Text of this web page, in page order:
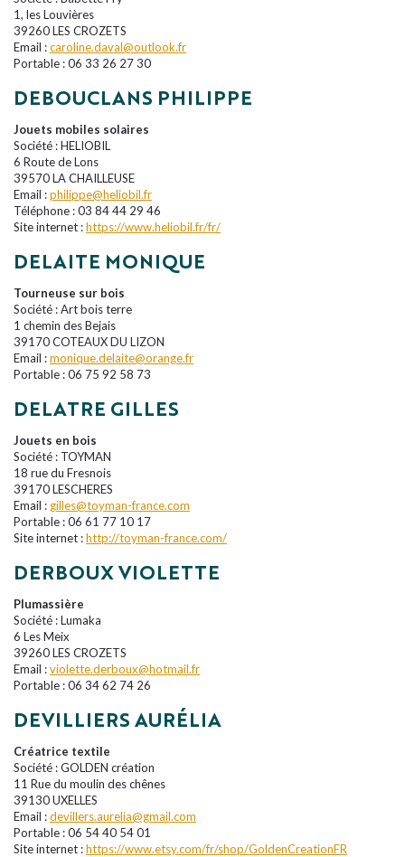
1, les Louvières
39260 LES CROZETS
Email :caroline.daval@outlook.fr
Portable : 06 33 26 27 30
DEBOUCLANS PHILIPPE
Jouets mobiles solaires
Société : HELIOBIL
6 Route de Lons
39570 LA CHAILLEUSE
Email :philippe@heliobil.fr
Téléphone : 03 84 44 29 46
Site internet :https://www.heliobil.fr/fr/
DELAITE MONIQUE
Tourneuse sur bois
Société : Art bois terre
1 chemin des Bejais
39170 COTEAUX DU LIZON
Email :monique.delaite@orange.fr
Portable : 06 75 92 58 73
DELATRE GILLES
Jouets en bois
Société : TOYMAN
18 rue du Fresnois
39170 LESCHERES
Email : gilles@toyman-france.com
Portable : 06 61 77 10 17
Site internet :http://toyman-france.com/
DERBOUX VIOLETTE
Plumassière
Société : Lumaka
6 Les Meix
39260 LES CROZETS
Email :violette.derboux@hotmail.fr
Portable : 06 34 62 74 26
DEVILLIERS AURÉLIA
Créatrice textile
Société : GOLDEN création
11 Rue du moulin des chênes
39130 UXELLES
Email :devillers.aurelia@gmail.com
Portable : 06 54 40 54 01
Site internet :https://www.etsy.com/fr/shop/GoldenCreationFR